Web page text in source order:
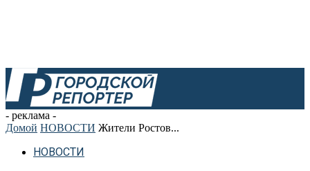
- реклама -
Домой НОВОСТИ Жители Ростов...
НОВОСТИ